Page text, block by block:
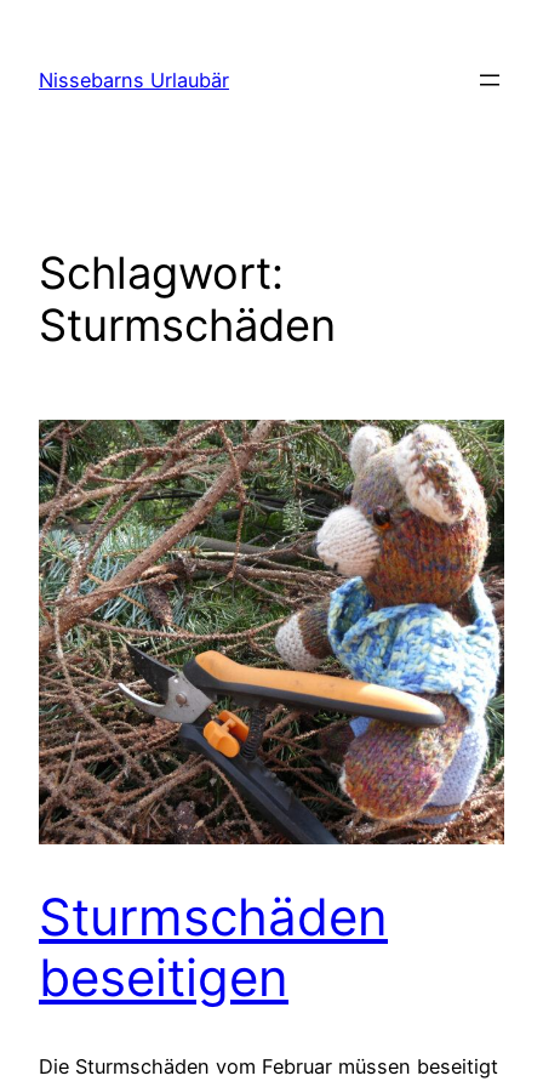
springen
Nissebarns Urlaubär
Schlagwort:
Sturmschäden
Sturmschäden
beseitigen
Die Sturmschäden vom Februar müssen beseitigt